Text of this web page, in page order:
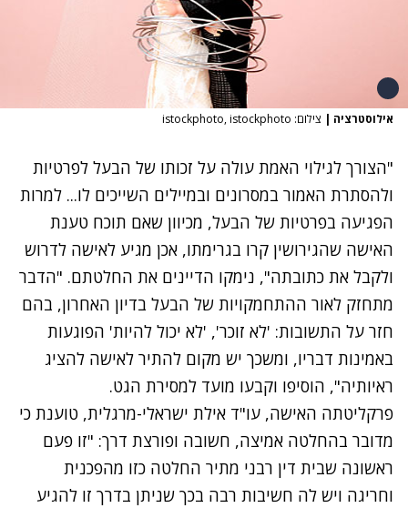
אילוסטרציה | צילום: istockphoto, istockphoto
"הצורך לגילוי האמת עולה על זכותו של הבעל לפרטיות
ולהסתרת האמור במסרונים ובמיילים השייכים לו... למרות
הפגיעה בפרטיות של הבעל, מכיוון שאם תוכח טענת
האישה שהגירושין קרו בגרימתו, אכן מגיע לאישה לדרוש
ולקבל את כתובתה", נימקו הדיינים את החלטתם. "הדבר
מתחזק לאור ההתחמקויות של הבעל בדיון האחרון, בהם
חזר על התשובות: 'לא זוכר', 'לא יכול להיות' הפוגעות
באמינות דבריו, ומשכך יש מקום להתיר לאישה להציג
ראיותיה", הוסיפו וקבעו מועד למסירת הגט.
פרקליטתה האישה, עו"ד אילת ישראלי-מרגלית, טוענת כי
מדובר בהחלטה אמיצה, חשובה ופורצת דרך: "זו פעם
ראשונה שבית דין רבני מתיר החלטה כזו מהפכנית
וחריגה ויש לה חשיבות רבה בכך שניתן בדרך זו להגיע